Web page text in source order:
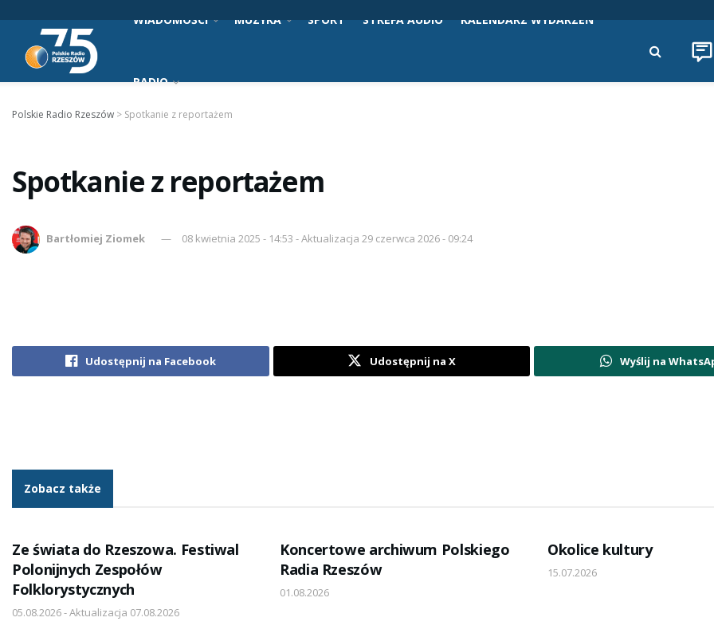
WIADOMOŚCI MUZYKA SPORT STREFA AUDIO KALENDARZ WYDARZEŃ
RADIO
Polskie Radio Rzeszów > Spotkanie z reportażem
Spotkanie z reportażem
Bartłomiej Ziomek 08 kwietnia 2025 - 14:53 - Aktualizacja 29 czerwca 2026 - 09:24
Udostępnij na Facebook Udostępnij na X Wyślij na
Zobacz także
Ze świata do Rzeszowa. Festiwal
Polonijnych Zespołów
Folklorystycznych
05.08.2026 - Aktualizacja 07.08.2026
Koncertowe archiwum Polskiego
Radia Rzeszów
01.08.2026
Okolice kultury
15.07.2026